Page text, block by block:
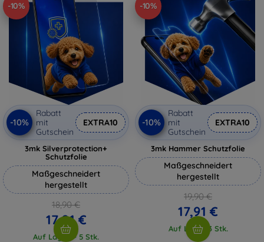
-10%
-10%
Rabatt
mit
Gutschein
EXTRA10
3mk Silverprotection+
Schutzfolie
Maßgeschneidert
hergestellt
18,90 €
17,01 €
Auf Lager > 5 Stk.
-10%
-10%
Rabatt
mit
Gutschein
EXTRA10
3mk Hammer Schutzfolie
Maßgeschneidert
hergestellt
19,90 €
17,91 €
Auf Lager 3 Stk.